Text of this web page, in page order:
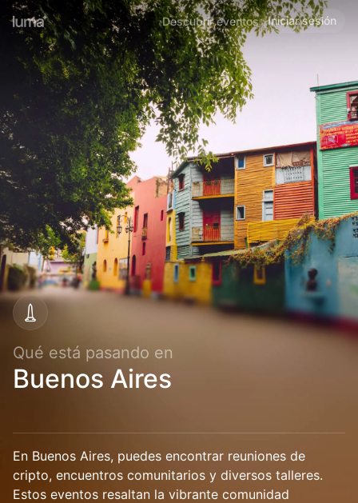
Descubrir eventos Iniciar sesión
Qué está pasando en
Buenos Aires
En Buenos Aires, puedes encontrar reuniones de
cripto, encuentros comunitarios y diversos talleres.
Estos eventos resaltan la vibrante comunidad